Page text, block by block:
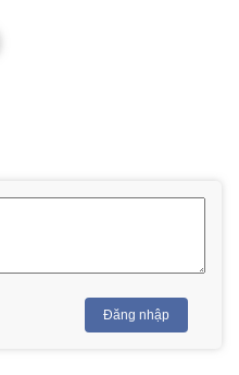
Đăng nhập